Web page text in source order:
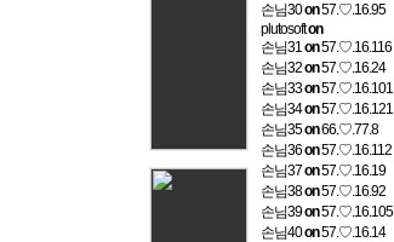
손님30on57.♡.16.95
plutosofton
손님31on57.♡.16.116
손님32on57.♡.16.24
손님33on57.♡.16.101
손님34on57.♡.16.121
손님35on66.♡.77.8
손님36on57.♡.16.112
손님37on57.♡.16.19
손님38on57.♡.16.92
손님39on57.♡.16.105
손님40on57.♡.16.14